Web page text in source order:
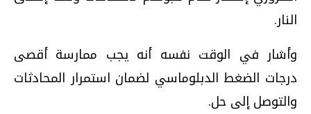
النار.
وأشار في الوقت نفسه أنه يجب ممارسة أقصى
درجات الضغط الدبلوماسي لضمان استمرار المحادثات
والتوصل إلى حل.